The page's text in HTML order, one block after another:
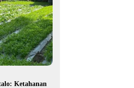
Ketahanan